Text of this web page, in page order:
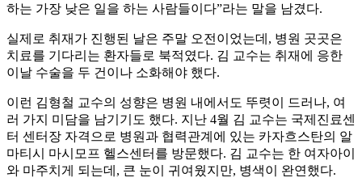
하는 가장 낮은 일을 하는 사람들이다”라는 말을 남겼다.
실제로 취재가 진행된 날은 주말 오전이었는데, 병원 곳곳은
치료를 기다리는 환자들로 북적였다. 김 교수는 취재에 응한
이날 수술을 두 건이나 소화해야 했다.
이런 김형철 교수의 성향은 병원 내에서도 뚜렷이 드러나, 여
러 가지 미담을 남기기도 했다. 지난 4월 김 교수는 국제진료센
터 센터장 자격으로 병원과 협력관계에 있는 카자흐스탄의 알
마티시 마시모프 헬스센터를 방문했다. 김 교수는 한 여자아이
와 마주치게 되는데, 큰 눈이 귀여웠지만, 병색이 완연했다.